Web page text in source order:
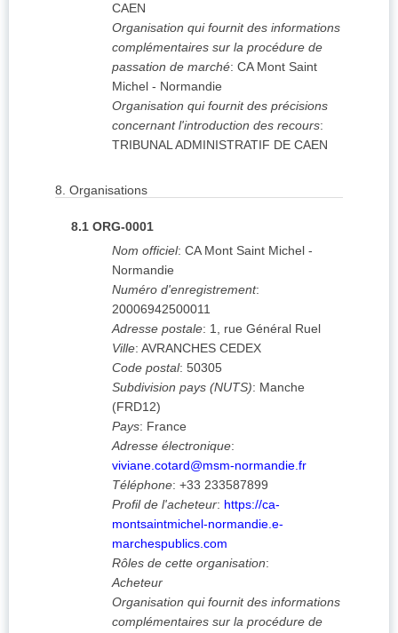
CAEN
Organisation qui fournit des informations
complémentaires sur la procédure de
passation de marché: CA Mont Saint
Michel - Normandie
Organisation qui fournit des précisions
concernant l'introduction des recours:
TRIBUNAL ADMINISTRATIF DE CAEN
8. Organisations
8.1 ORG-0001
Nom officiel: CA Mont Saint Michel -
Normandie
Numéro d'enregistrement:
20006942500011
Adresse postale: 1, rue Général Ruel
Ville: AVRANCHES CEDEX
Code postal: 50305
Subdivision pays (NUTS): Manche
(FRD12)
Pays: France
Adresse électronique:
viviane.cotard@msm-normandie.fr
Téléphone: +33 233587899
Profil de l'acheteur: https://ca-
montsaintmichel-normandie.e-
marchespublics.com
Rôles de cette organisation:
Acheteur
Organisation qui fournit des informations
complémentaires sur la procédure de